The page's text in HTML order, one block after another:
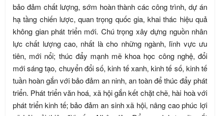
bảo đảm chất lượng, sớm hoàn thành các công trình, dự án
hạ tầng chiến lược, quan trọng quốc gia, khai thác hiệu quả
không gian phát triển mới. Chú trọng xây dựng nguồn nhân
lực chất lượng cao, nhất là cho những ngành, lĩnh vực ưu
tiên, mới nổi; thúc đẩy mạnh mẽ khoa học công nghệ, đổi
mới sáng tạo, chuyển đổi số, kinh tế xanh, kinh tế số, kinh tế
tuần hoàn gắn với bảo đảm an ninh, an toàn để thúc đẩy phát
triển. Phát triển văn hoá, xã hội gắn kết chặt chẽ, hài hoà với
phát triển kinh tế; bảo đảm an sinh xã hội, nâng cao phúc lợi